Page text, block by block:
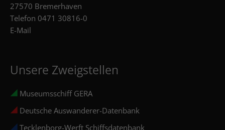
27570 Bremerhaven
Telefon 0471 30816-0
E-Mail
Unsere Zweigstellen
Museumsschiff GERA
Deutsche Auswanderer-Datenbank
Tecklenborg-Werft Schiffsdatenbank